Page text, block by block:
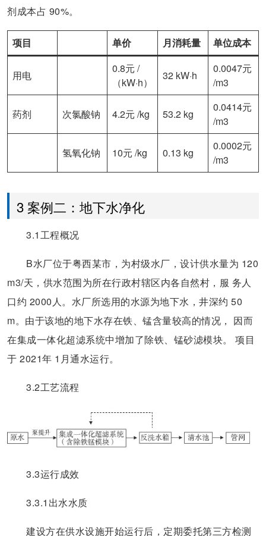
剂成本占 90%。
项目 单价 月消耗量 单位成本
用电
0.8元 /
（kW·h）
32 kW·h
0.0047元
/m3
药剂 次氯酸钠 4.2元 /kg 53.2 kg
0.0414元
/m3
氢氧化钠 10元 /kg 0.13 kg
0.0002元
/m3
3 案例二：地下水净化
3.1工程概况
B水厂位于粤西某市，为村级水厂，设计供水量为 120
m3/天，供水范围为所在行政村辖区内各自然村，服 务人
口约 2000人。水厂所选用的水源为地下水，井深约 50
m。由于该地的地下水存在铁、锰含量较高的情况， 因而
在集成一体化超滤系统中增加了除铁、锰砂滤模块。 项目
于 2021年 1月通水运行。
3.2工艺流程
3.3运行成效
3.3.1出水水质
建设方在供水设施开始运行后，定期委托第三方检测